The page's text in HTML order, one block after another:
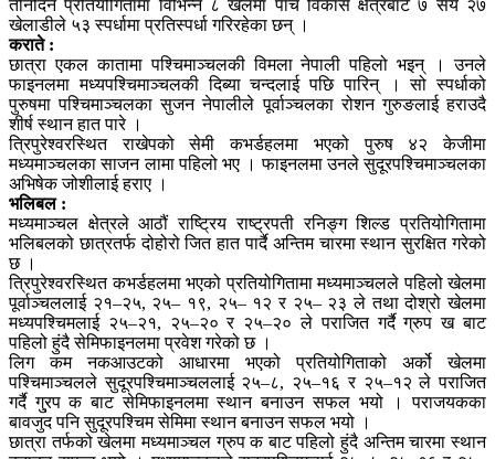
तीनदिने प्रतियोगितामा विभिन्न ८ खेलमा पाँच विकास क्षेत्रबाट ७ सय २७
खेलाडीले ५३ स्पर्धामा प्रतिस्पर्धा गरिरहेका छन् ।
कराते :
छात्रा एकल कातामा पश्चिमाञ्चलकी विमला नेपाली पहिलो भइन् । उनले
फाइनलमा मध्यपश्चिमाञ्चलकी दिब्या चन्दलाई पछि पारिन् । सो स्पर्धाको
पुरुषमा पश्चिमाञ्चलका सुजन नेपालीले पूर्वाञ्चलका रोशन गुरुङलाई हराउदै
शीर्ष स्थान हात पारे ।
त्रिपुरेश्वरस्थित राखेपको सेमी कभर्डहलमा भएको पुरुष ४२ केजीमा
मध्यमाञ्चलका साजन लामा पहिलो भए । फाइनलमा उनले सुदूरपश्चिमाञ्चलका
अभिषेक जोशीलाई हराए ।
भलिबल :
मध्यमाञ्चल क्षेत्रले आठौं राष्ट्रिय राष्ट्रपती रनिङ्ग शिल्ड प्रतियोगितामा
भलिबलको छात्रतर्फ दोहोरो जित हात पार्दै अन्तिम चारमा स्थान सुरक्षित गरेको
छ ।
त्रिपुरेश्वरस्थित कभर्डहलमा भएको प्रतियोगितामा मध्यमाञ्चलले पहिलो खेलमा
पूर्वाञ्चललाई २१–२५, २५– १९, २५– १२ र २५– २३ ले तथा दोश्रो खेलमा
मध्यपश्चिमलाई २५–२१, २५–२० र २५–२० ले पराजित गर्दै ग्रुप ख बाट
पहिलो हुंदै सेमिफाइनलमा प्रवेश गरेको छ ।
लिग कम नकआउटको आधारमा भएको प्रतियोगिताको अर्को खेलमा
पश्चिमाञ्चलले सुदूरपश्चिमाञ्चललाई २५–८, २५–१६ र २५–१२ ले पराजित
गर्दै गु्रप क बाट सेमिफाइनलमा स्थान बनाउन सफल भयो । पराजयकका
बावजुद पनि सुदूरपश्चिम सेमिमा स्थान बनाउन सफल भयो ।
छात्रा तर्फको खेलमा मध्यमाञ्चल ग्रुप क बाट पहिलो हुंदै अन्तिम चारमा स्थान